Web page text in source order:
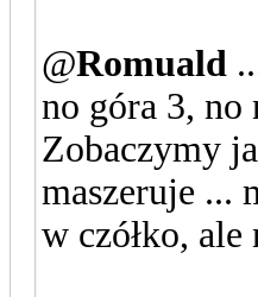
@Romuald
no góra 3, no
Zobaczymy
maszeruje ...
w czółko,